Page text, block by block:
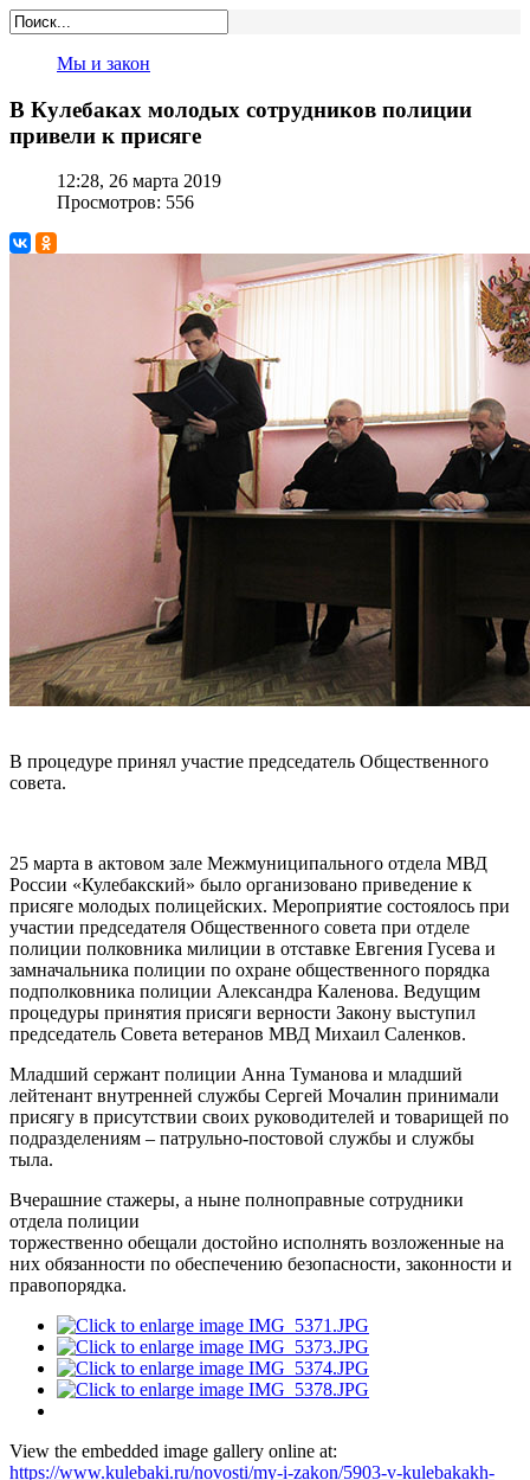
Мы и закон
В Кулебаках молодых сотрудников полиции
привели к присяге
12:28, 26 марта 2019
Просмотров: 556
В процедуре принял участие председатель Общественного
совета.
25 марта в актовом зале Межмуниципального отдела МВД
России «Кулебакский» было организовано приведение к
присяге молодых полицейских. Мероприятие состоялось при
участии председателя Общественного совета при отделе
полиции полковника милиции в отставке Евгения Гусева и
замначальника полиции по охране общественного порядка
подполковника полиции Александра Каленова. Ведущим
процедуры принятия присяги верности Закону выступил
председатель Совета ветеранов МВД Михаил Саленков.
Младший сержант полиции Анна Туманова и младший
лейтенант внутренней службы Сергей Мочалин принимали
присягу в присутствии своих руководителей и товарищей по
подразделениям – патрульно-постовой службы и службы
тыла.
Вчерашние стажеры, а ныне полноправные сотрудники
отдела полиции
торжественно обещали достойно исполнять возложенные на
них обязанности по обеспечению безопасности, законности и
правопорядка.
View the embedded image gallery online at:
https://www.kulebaki.ru/novosti/my-i-zakon/5903-v-kulebakakh-